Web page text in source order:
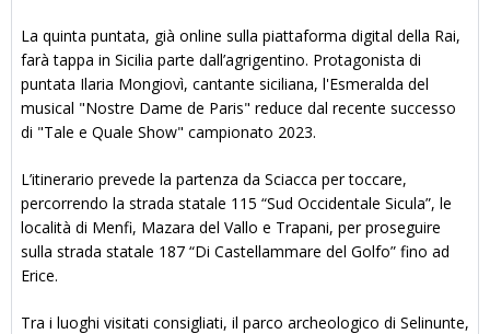
La quinta puntata, già online sulla piattaforma digital della Rai,
farà tappa in Sicilia parte dall’agrigentino. Protagonista di
puntata Ilaria Mongiovì, cantante siciliana, l'Esmeralda del
musical "Nostre Dame de Paris" reduce dal recente successo
di "Tale e Quale Show" campionato 2023.
L’itinerario prevede la partenza da Sciacca per toccare,
percorrendo la strada statale 115 “Sud Occidentale Sicula”, le
località di Menfi, Mazara del Vallo e Trapani, per proseguire
sulla strada statale 187 “Di Castellammare del Golfo” fino ad
Erice.
Tra i luoghi visitati consigliati, il parco archeologico di Selinunte,